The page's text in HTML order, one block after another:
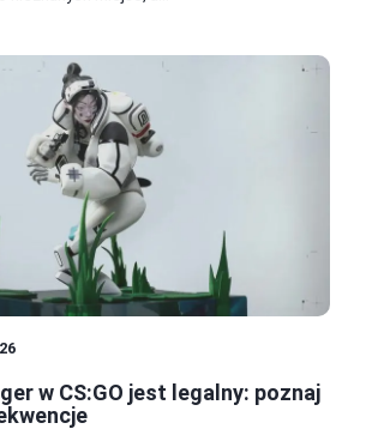
w CS:GO jest legalny: poznaj